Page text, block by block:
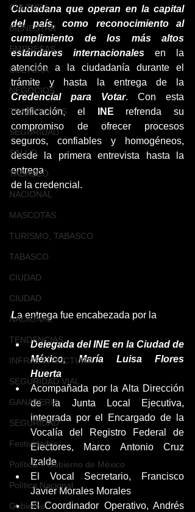
CULTURA
BIENESTAR
EMPRESAS
CULTURA
NEGOCIOS
TRADICIONES
SEGURIDAD
SALUD
TABASCO
NACIONAL
MASCOTAS
TURISMO, TABASCO
TABASCO
CIUDAD
CIUDAD
NACIONAL
TENDENCIAS
INFRAESTRUCTURA
SEGURIDAD VIAL
GANADERIA
SEGURIDAD
Festividades
Política < Gobierno de México
Política Nacional
Gobierno
Ciudadana que operan en la capital
del país, como reconocimiento al
cumplimiento de los más altos
estándares internacionales en la
atención a la ciudadanía durante el
Credencial para Votar. Con esta
certificación, el
INE refrenda su
compromiso de ofrecer procesos
seguros, confiables y homogéneos,
desde la primera entrevista hasta la
entrega
de la credencial.
La entrega fue encabezada por la
Delegada del INE en la Ciudad de
México, María Luisa Flores
Huerta
Acompañada por la Alta Dirección
de la Junta Local Ejecutiva,
integrada por el Encargado de la
Vocalía del Registro Federal de
Electores, Marco Antonio Cruz
Izalde
El Vocal Secretario, Francisco
Javier Morales Morales
El Coordinador Operativo, Andrés